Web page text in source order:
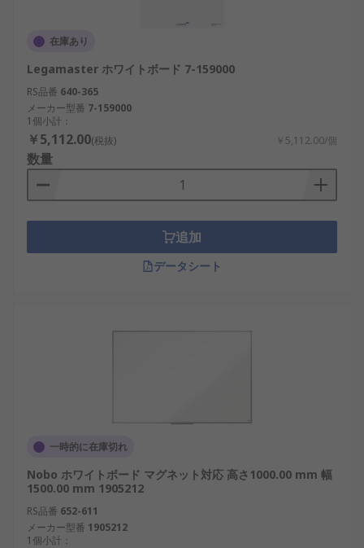
在庫あり
Legamaster ホワイトボード 7-159000
RS品番 640-365
メーカー型番 7-159000
1個小計：
￥5,112.00(税抜) ￥5,112.00/個
数量
追加
データシート
一時的に在庫切れ
Nobo ホワイトボード マグネット対応 高さ1000.00 mm 幅
1500.00 mm 1905212
RS品番 652-611
メーカー型番 1905212
1個小計：